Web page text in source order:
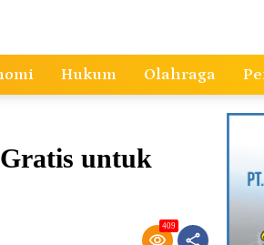
Hukum Olahraga
untuk
409